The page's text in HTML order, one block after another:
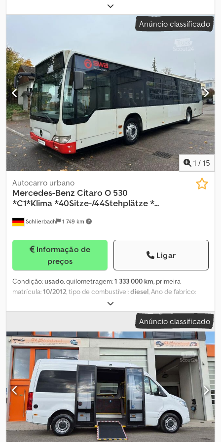
, Mercedes Benz O 530 Citaro com ar-
condicionado !! Veículo acidentado !! Limitadamente operacional!
Desloca-se por conta própria com o motor em funcionamento!
• Euro 5 • Grande ar-condicionado de teto • 220 kW / 299 cv •
Transmissão automática • Cilindrada 11.967 cm³ • Retarder • ASR-
ABS • 3 portas de entrada duplas • Vidros elétricos • Espelhos
retrovisores externos elétricos e aquecidos • 2 janelas
basculantes • Rampa para cadeira de rodas • 31 assentos • 57
lugares em pé - de particular - Ônibus urbano alemão Salvo erro
ou venda prévia.
Anúncio classificado
1 / 15
Schlierbach 1 749 km
Autocarro urbano
Mercedes-Benz Citaro O 530
*C1*Klima *40Sitze-/44Stehplätze *...
Informação de
preços
Ligar
Condição:usado, quilometragem:1 333 000 km, primeira
matrícula:10/2012, tipo de combustível:diesel, Ano de fabrico:
, Mercedes-Benz Citaro O 530 C1 EEV 41 assentos + 44 em pé
*Pequeno dano frontal à esquerda, mas operacional! (O ônibus foi
transportado para nós por 500 km rodando sob seus próprios
meios, sem problemas)* *Apesar da quilometragem: muito bem
conservado!* Djdpfjx Nc Ehsx Ah Usck Propulsão: ● Automático ●
Caixa de câmbio ZF ● 220 kW / 299 CV ● Intarder ● EURO 5 EEV ●
ABS ● ASR / desativável Equipamentos: ● 41 assentos confortáveis
(incluindo motorista) ● 44 lugares em pé ● Câmeras internas ●
Interruptor de bateria ● Rádio ● Porta dupla dianteira ● Porta
dupla traseira ● Iluminação interna ● Sistema de elevação e
abaixamento ● Freio de parada ● Aquecimento de
estacionamento ● Ventilação de estacionamento ● Ar-
condicionado ● Ar-condicionado do motorista - 1º dono - Ônibus
alemão, com manutenção de oficina! - TÜV / HU / SP: sob consulta
Anúncio classificado